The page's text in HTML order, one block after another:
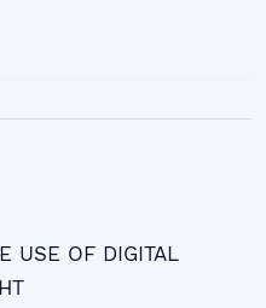
USE OF DIGITAL